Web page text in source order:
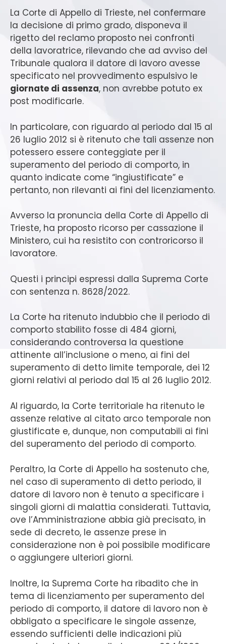
La Corte di Appello di Trieste, nel confermare
la decisione di primo grado, disponeva il
rigetto del reclamo proposto nei confronti
della lavoratrice, rilevando che ad avviso del
Tribunale qualora il datore di lavoro avesse
specificato nel provvedimento espulsivo le
giornate di assenza, non avrebbe potuto ex
post modificarle.
In particolare, con riguardo al periodo dal 15 al
26 luglio 2012 si è ritenuto che tali assenze non
potessero essere conteggiate per il
superamento del periodo di comporto, in
quanto indicate come “ingiustificate” e
pertanto, non rilevanti ai fini del licenziamento.
Avverso la pronuncia della Corte di Appello di
Trieste, ha proposto ricorso per cassazione il
Ministero, cui ha resistito con controricorso il
lavoratore.
Questi i principi espressi dalla Suprema Corte
con sentenza n. 8628/2022.
La Corte ha ritenuto indubbio che il periodo di
comporto stabilito fosse di 484 giorni,
considerando controversa la questione
attinente all’inclusione o meno, ai fini del
superamento di detto limite temporale, dei 12
giorni relativi al periodo dal 15 al 26 luglio 2012.
Al riguardo, la Corte territoriale ha ritenuto le
assenze relative al citato arco temporale non
giustificate e, dunque, non computabili ai fini
del superamento del periodo di comporto.
Peraltro, la Corte di Appello ha sostenuto che,
nel caso di superamento di detto periodo, il
datore di lavoro non è tenuto a specificare i
singoli giorni di malattia considerati. Tuttavia,
ove l’Amministrazione abbia già precisato, in
sede di decreto, le assenze prese in
considerazione non è poi possibile modificare
o aggiungere ulteriori giorni.
Inoltre, la Suprema Corte ha ribadito che in
tema di licenziamento per superamento del
periodo di comporto, il datore di lavoro non è
obbligato a specificare le singole assenze,
essendo sufficienti delle indicazioni più